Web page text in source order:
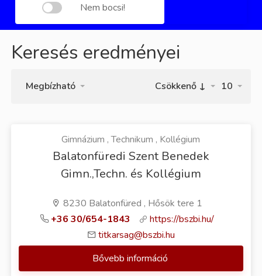
Nem bocsi!
Keresés eredményei
10
Megbízható Csökkenő ↓
Gimnázium , Technikum , Kollégium
Balatonfüredi Szent Benedek
Gimn.,Techn. és Kollégium
8230 Balatonfüred , Hősök tere 1
+36 30/654-1843
https://bszbi.hu/
titkarsag@bszbi.hu
Bővebb információ